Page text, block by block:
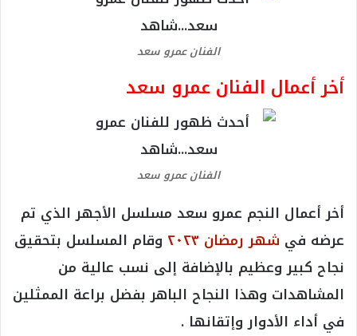
الفنان عمرو سعد
أخر أعمال الفنان عمرو سعد
الفنان عمرو سعد
أخر أعمال النجم عمرو سعد مسلسل الأجهر الذي تم
عرضه في شهر رمضان ٢٠٢٣
وقام المسلسل بتحقيق
نجاح كبير وعظيم بالإضافة إلى نسب عالية من
المشاهدات وهذا النجاح الباهر بفضل براعة الممثلين
في أداء الأدوار وإتقانها .